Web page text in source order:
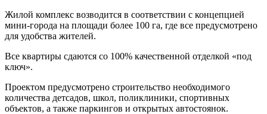
Жилой комплекс возводится в соответствии с концепцией
мини-города на площади более 100 га, где все предусмотрено
для удобства жителей.
Все квартиры сдаются со 100% качественной отделкой «под
ключ».
Проектом предусмотрено строительство необходимого
количества детсадов, школ, поликлиники, спортивных
объектов, а также паркингов и открытых автостоянок.